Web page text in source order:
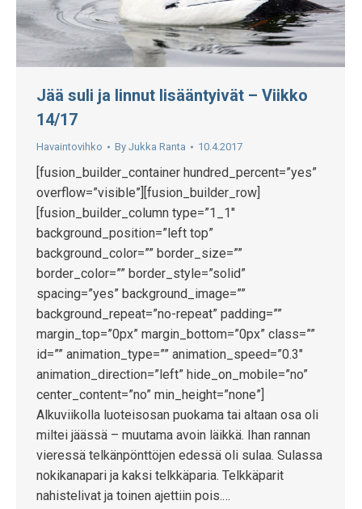
Jää suli ja linnut lisääntyivät – Viikko
14/17
Havaintovihko By Jukka Ranta 10.4.2017
[fusion_builder_container hundred_percent=”yes”
overflow=”visible”][fusion_builder_row]
[fusion_builder_column type=”1_1″
background_position=”left top”
background_color=”” border_size=””
border_color=”” border_style=”solid”
spacing=”yes” background_image=””
background_repeat=”no-repeat” padding=””
margin_top=”0px” margin_bottom=”0px” class=””
id=”” animation_type=”” animation_speed=”0.3″
animation_direction=”left” hide_on_mobile=”no”
center_content=”no” min_height=”none”]
Alkuviikolla luoteisosan puokama tai altaan osa oli
miltei jäässä – muutama avoin läikkä. Ihan rannan
vieressä telkänpönttöjen edessä oli sulaa. Sulassa
nokikanapari ja kaksi telkkäparia. Telkkäparit
nahistelivat ja toinen ajettiin pois.…